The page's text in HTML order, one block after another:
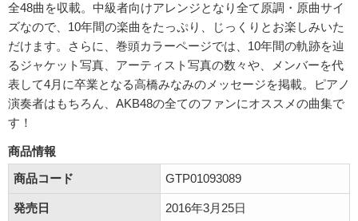
全48曲を収載。中級者向けアレンジとなり全て原調・原曲サイ
ズなので、10年間の楽曲をたっぷり、じっくりとお楽しみいた
だけます。さらに、巻頭カラーページでは、10年間の軌跡を辿
るジャケット写真、アーティスト写真の数々や、メンバーを代
表して4月に卒業となる高橋みなみのメッセージを掲載。ピアノ
演奏者はもちろん、AKB48の全てのファンにオススメの曲集で
す！
商品情報
商品コード
GTP01093089
発売日 2016年3月25日